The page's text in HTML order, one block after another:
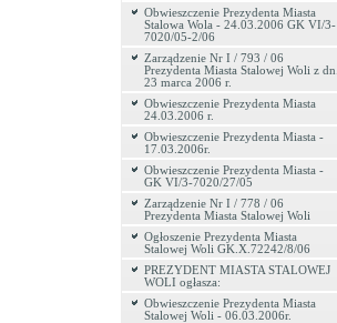
Obwieszczenie Prezydenta Miasta
Stalowa Wola - 24.03.2006 GK VI/3-
7020/05-2/06
Zarządzenie Nr I / 793 / 06
Prezydenta Miasta Stalowej Woli z dn.
23 marca 2006 r.
Obwieszczenie Prezydenta Miasta
24.03.2006 r.
Obwieszczenie Prezydenta Miasta -
17.03.2006r.
Obwieszczenie Prezydenta Miasta -
GK VI/3-7020/27/05
Zarządzenie Nr I / 778 / 06
Prezydenta Miasta Stalowej Woli
Ogłoszenie Prezydenta Miasta
Stalowej Woli GK.X.72242/8/06
PREZYDENT MIASTA STALOWEJ
WOLI ogłasza:
Obwieszczenie Prezydenta Miasta
Stalowej Woli - 06.03.2006r.